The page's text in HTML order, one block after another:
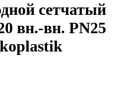
сетчатый
вн.-вн. PN25